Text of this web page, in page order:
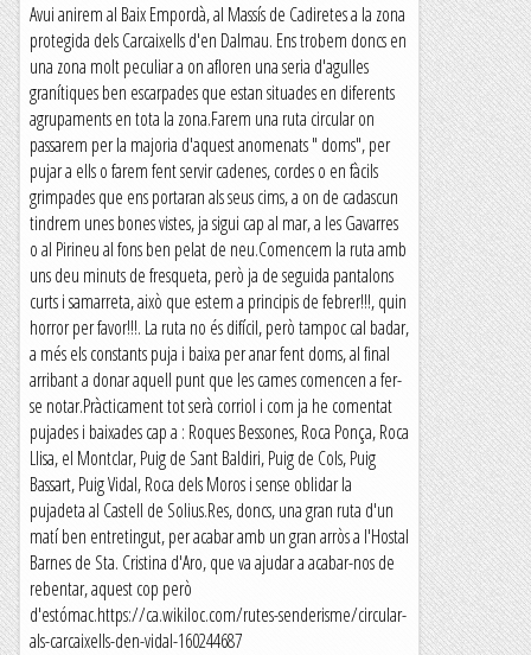
Avui anirem al Baix Empordà, al Massís de Cadiretes a la zona
protegida dels Carcaixells d'en Dalmau. Ens trobem doncs en
una zona molt peculiar a on afloren una seria d'agulles
granítiques ben escarpades que estan situades en diferents
agrupaments en tota la zona.Farem una ruta circular on
passarem per la majoria d'aquest anomenats " doms", per
pujar a ells o farem fent servir cadenes, cordes o en fàcils
grimpades que ens portaran als seus cims, a on de cadascun
tindrem unes bones vistes, ja sigui cap al mar, a les Gavarres
o al Pirineu al fons ben pelat de neu.Comencem la ruta amb
uns deu minuts de fresqueta, però ja de seguida pantalons
curts i samarreta, això que estem a principis de febrer!!!, quin
horror per favor!!!. La ruta no és difícil, però tampoc cal badar,
a més els constants puja i baixa per anar fent doms, al final
arribant a donar aquell punt que les cames comencen a fer-
se notar.Pràcticament tot serà corriol i com ja he comentat
pujades i baixades cap a : Roques Bessones, Roca Ponça, Roca
Llisa, el Montclar, Puig de Sant Baldiri, Puig de Cols, Puig
Bassart, Puig Vidal, Roca dels Moros i sense oblidar la
pujadeta al Castell de Solius.Res, doncs, una gran ruta d'un
matí ben entretingut, per acabar amb un gran arròs a l'Hostal
Barnes de Sta. Cristina d'Aro, que va ajudar a acabar-nos de
rebentar, aquest cop però
d'estómac.https://ca.wikiloc.com/rutes-senderisme/circular-
als-carcaixells-den-vidal-160244687